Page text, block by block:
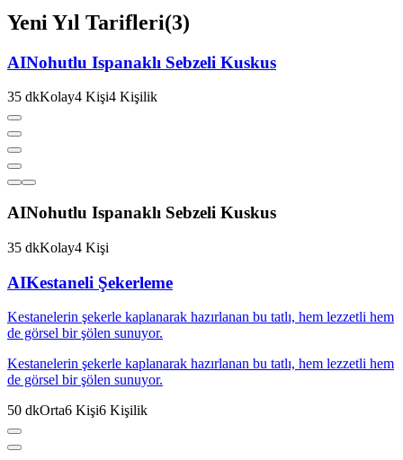
Yeni Yıl Tarifleri(3)
AINohutlu Ispanaklı Sebzeli Kuskus
35 dkKolay4 Kişi4 Kişilik
AINohutlu Ispanaklı Sebzeli Kuskus
35 dkKolay4 Kişi
AIKestaneli Şekerleme
Kestanelerin şekerle kaplanarak hazırlanan bu tatlı, hem lezzetli hem
de görsel bir şölen sunuyor.
Kestanelerin şekerle kaplanarak hazırlanan bu tatlı, hem lezzetli hem
de görsel bir şölen sunuyor.
50 dkOrta6 Kişi6 Kişilik